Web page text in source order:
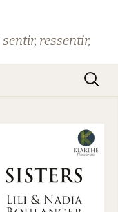
ressentir,